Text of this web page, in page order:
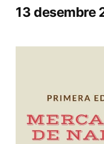
13 desembre